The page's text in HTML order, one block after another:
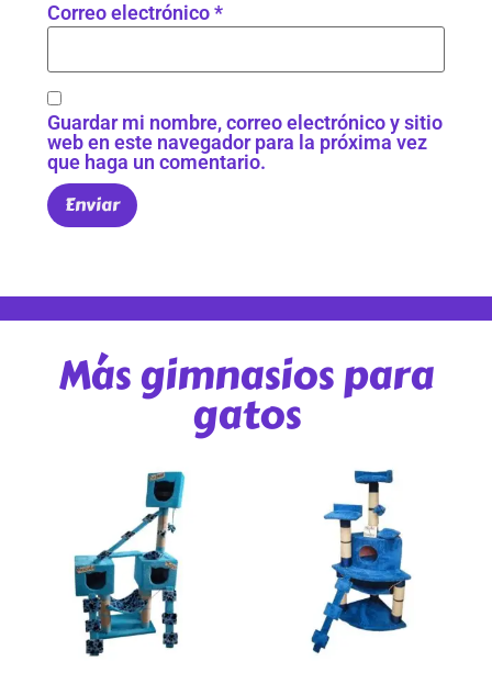
Correo electrónico*
Guardar mi nombre, correo electrónico y sitio
web en este navegador para la próxima vez
que haga un comentario.
Más gimnasios para
gatos